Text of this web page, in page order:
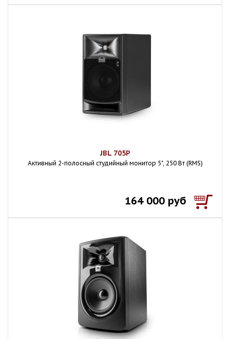
JBL 705P
Активный 2-полосный студийный монитор 5", 250 Вт (RMS)
164 000 руб